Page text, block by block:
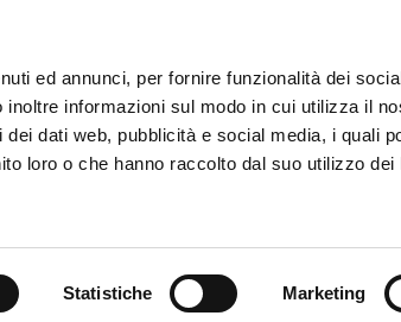
ed annunci, per fornire funzionalità dei
informazioni sul modo in cui utilizza il
dati web, pubblicità e social media, i quali
loro o che hanno raccolto dal suo utilizzo dei
Statistiche Marketing
i.v.
Num. verde 800
P.IVA e C.F.
SGI CODICE ETICO
© 2026 Boxxapps Srl.